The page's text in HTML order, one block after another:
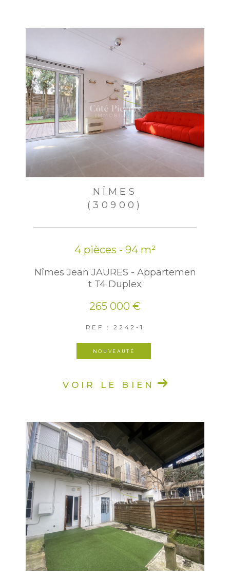
sont pas respectés, vous pouvez adresser une
réclamation à la CNIL. Nous vous informons de
l’existence de la liste d'opposition au démarchage
téléphonique « Bloctel », sur laquelle vous pouvez
vous inscrire ici :
https://www.bloctel.gouv.fr
. Dans le
cadre de la protection des Données personnelles,
nous vous invitons à ne pas inscrire de Données
sensibles dans le champ de saisie libre.
Ce site est protégé par reCAPTCHA, lesPolitiques de
Confidentialitéet esConditions d'utilisationde
Google s'appliquent.
NÎMES
(30900)
4 pièces - 94 m²
Nîmes Jean JAURES - Appartemen
t T4 Duplex
265 000 €
REF : 2242-1
NOUVEAUTÉ
VOIR LE BIEN